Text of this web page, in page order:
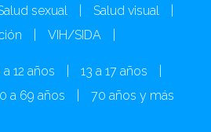
sexual Salud visual
VIH/SIDA
a 12 años 13 a 17 años
a 69 años 70 años y más